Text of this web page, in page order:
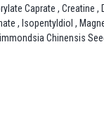
Caprate , Creatine
, Isopentyldiol ,
Chinensis